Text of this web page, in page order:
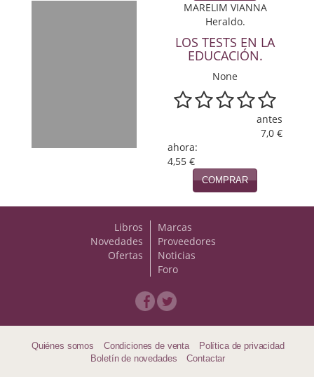
MARELIM VIANNA
Heraldo.
LOS TESTS EN LA
EDUCACIÓN.
None
antes
7,0 €
ahora:
4,55 €
COMPRAR
Libros
Novedades
Ofertas
Marcas
Proveedores
Noticias
Foro
Quiénes somos Condiciones de venta
Política de privacidad
Boletín de novedades
Contactar